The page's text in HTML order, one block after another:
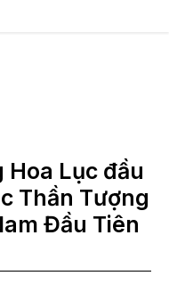
nghệ
Lục đầu
Thần Tượng
Đầu Tiên